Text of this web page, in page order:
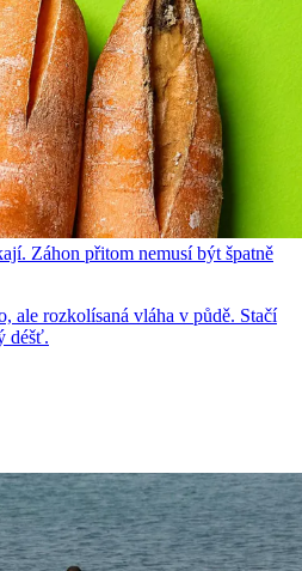
Záhon přitom nemusí být špatně
ale rozkolísaná vláha v půdě. Stačí
déšť.